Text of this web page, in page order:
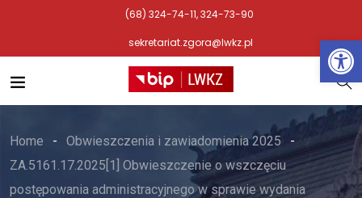
(68) 324-74-11, 324-73-90
sekretariat.zgora@lwkz.pl
Home
Obwieszczenia i zawiadomienia 2025
ZA.5161.17.2025[1] Obwieszczenie o wszczęciu
postępowania administracyjnego w sprawie wydania